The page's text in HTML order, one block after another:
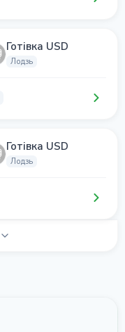
Готівка USD
Лодзь
Готівка USD
Лодзь